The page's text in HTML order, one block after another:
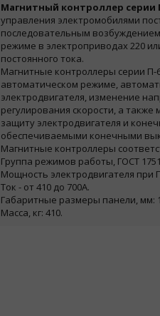
Магнитный контроллер серии
управления электромобилями
последовательным
режиме в электроприводах 220
постоянного тока.
Магнитные контроллеры серии П-
автоматическом режиме,
электродвигателя, изменение
регулирования скорости, а
защиту электродвигателя и
обеспечиваемыми конечными
Магнитные контроллеры
Группа режимов работы, ГОСТ
Мощность электродвигателя при
Ток - от 410 до 700А.
Габаритные размеры панели, мм:
Масса, кг: 410.